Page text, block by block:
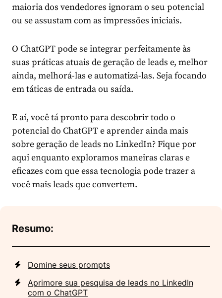
maioria dos vendedores ignoram o seu potencial
ou se assustam com as impressões iniciais.
O ChatGPT pode se integrar perfeitamente às
suas práticas atuais de geração de leads e, melhor
ainda, melhorá-las e automatizá-las. Seja focando
em táticas de entrada ou saída.
E aí, você tá pronto para descobrir todo o
potencial do ChatGPT e aprender ainda mais
sobre geração de leads no LinkedIn? Fique por
aqui enquanto exploramos maneiras claras e
eficazes com que essa tecnologia pode trazer a
você mais leads que convertem.
Resumo:
Domine seus prompts
Aprimore sua pesquisa de leads no LinkedIn
com o ChatGPT